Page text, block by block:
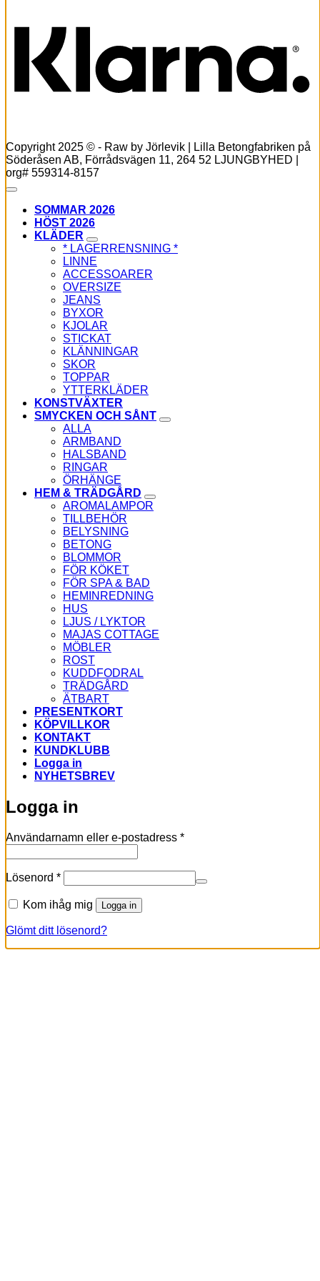
Copyright 2025 © - Raw by Jörlevik | Lilla Betongfabriken på
Söderåsen AB, Förrådsvägen 11, 264 52 LJUNGBYHED |
org# 559314-8157
SOMMAR 2026
HÖST 2026
KLÄDER
* LAGERRENSNING *
LINNE
ACCESSOARER
OVERSIZE
JEANS
BYXOR
KJOLAR
STICKAT
KLÄNNINGAR
SKOR
TOPPAR
YTTERKLÄDER
KONSTVÄXTER
SMYCKEN OCH SÅNT
ALLA
ARMBAND
HALSBAND
RINGAR
ÖRHÄNGE
HEM & TRÄDGÅRD
AROMALAMPOR
TILLBEHÖR
BELYSNING
BETONG
BLOMMOR
FÖR KÖKET
FÖR SPA & BAD
HEMINREDNING
HUS
LJUS / LYKTOR
MAJAS COTTAGE
MÖBLER
ROST
KUDDFODRAL
TRÄDGÅRD
ÄTBART
PRESENTKORT
KÖPVILLKOR
KONTAKT
KUNDKLUBB
Logga in
NYHETSBREV
Logga in
Användarnamn eller e-postadress *Obligatoriskt
Lösenord *Obligatoriskt
Kom ihåg mig Logga in
Glömt ditt lösenord?